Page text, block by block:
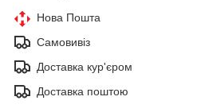
Нова Пошта
Самовивіз
Доставка кур'єром
Доставка поштою